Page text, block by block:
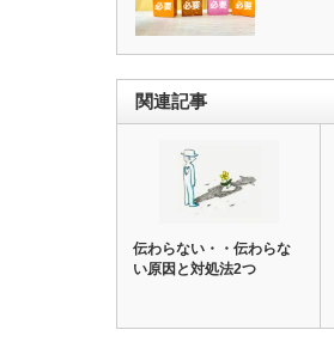
関連記事
伝わらない・・伝わらな
い原因と対処法2つ